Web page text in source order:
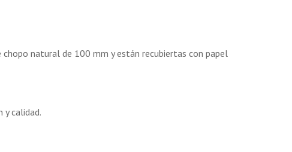
natural de 100 mm y están recubiertas con papel
calidad.